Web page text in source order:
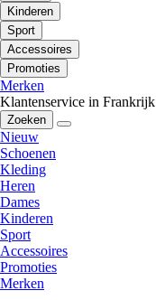
Kinderen
Sport
Accessoires
Promoties
Merken
Klantenservice in Frankrijk
Zoeken
Nieuw
Schoenen
Kleding
Heren
Dames
Kinderen
Sport
Accessoires
Promoties
Merken